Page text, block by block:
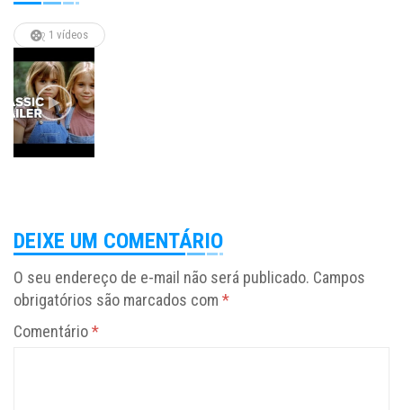
1 vídeos
DEIXE UM COMENTÁRIO
O seu endereço de e-mail não será publicado. Campos
obrigatórios são marcados com *
Comentário*